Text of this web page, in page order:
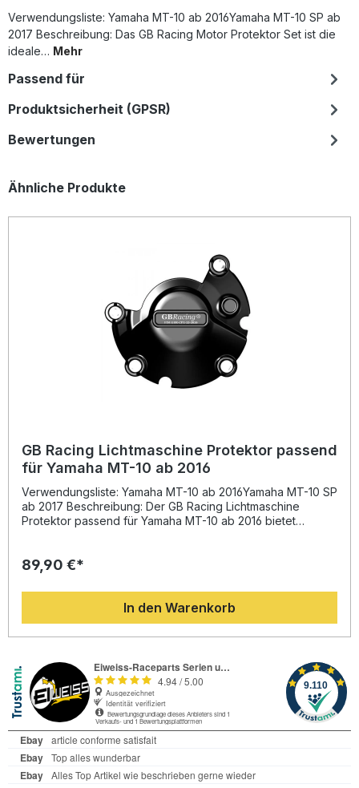
Verwendungsliste: Yamaha MT-10 ab 2016Yamaha MT-10 SP ab
2017 Beschreibung: Das GB Racing Motor Protektor Set ist die
ideale… Mehr
Passend für
Produktsicherheit (GPSR)
Bewertungen
Produktgalerie überspringen
Ähnliche Produkte
GB Racing Lichtmaschine Protektor passend
für Yamaha MT-10 ab 2016
Verwendungsliste: Yamaha MT-10 ab 2016Yamaha MT-10 SP
ab 2017 Beschreibung: Der GB Racing Lichtmaschine
Protektor passend für Yamaha MT-10 ab 2016 bietet
Verbundwerkstoff besteht zu 60% aus
Festigkeit bei gleichzeitig niedrigem Gewicht. Das Produkt
wird verschraubt und nicht verklebt – so gelingt die
Montage einfach, schnell und sicher. Dank der robusten
Konstruktion sparen Sie im Falle eines Sturzes teure
Zusammenarbeit mit internationalen Rennsport-Teams
bekannt. Durch die offizielle FIM-Zertifizierung (Fédération
Internationale de Motocyclisme) ist die hohe Qualität dieses
Protektors bestätigt und im professionellen Motorsport
anerkannt. Hochfester Glasfaser-Nylon-Verbund mit 60%
Glasanteil Einfache und sichere Montage durch
Verschraubung Schützt effektiv vor teuren Motorschäden
bei Stürzen Erprobt im internationalen Rennsport und FIM
Approved Fahrzeugspezifische Passform für Yamaha MT-
89,90 €*
In den Warenkorb